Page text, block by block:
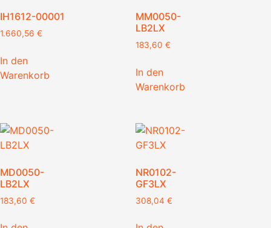
IH1612-00001
1.660,56 €
In den
Warenkorb
MM0050-
LB2LX
183,60 €
In den
Warenkorb
MD0050-
LB2LX
183,60 €
NR0102-
GF3LX
308,04 €